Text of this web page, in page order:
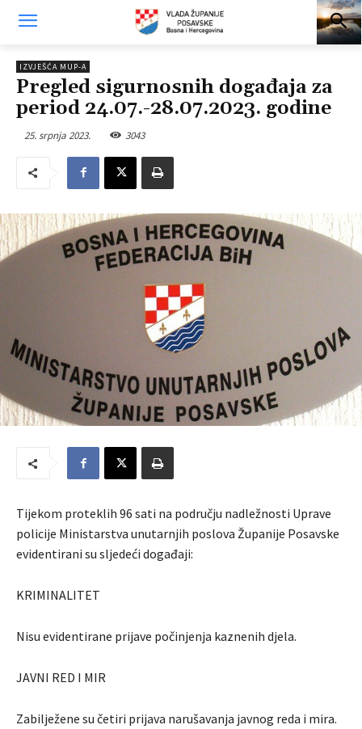
IZVJEŠĆA MUP-A
Pregled sigurnosnih događaja za
period 24.07.-28.07.2023. godine
25. srpnja 2023. 3043
Tijekom proteklih 96 sati na području nadležnosti Uprave
policije Ministarstva unutarnjih poslova Županije Posavske
evidentirani su sljedeći događaji:
KRIMINALITET
Nisu evidentirane prijave počinjenja kaznenih djela.
JAVNI RED I MIR
Zabilježene su četiri prijava narušavanja javnog reda i mira.